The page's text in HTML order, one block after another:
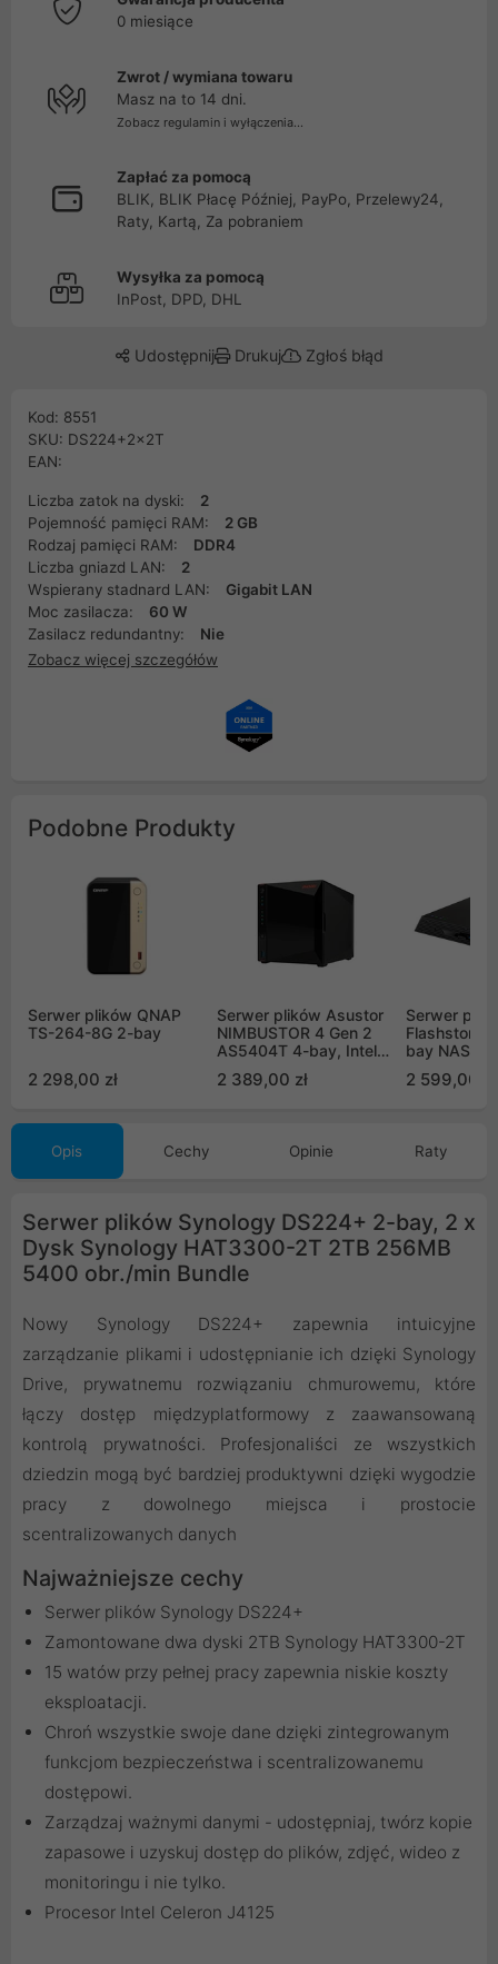
0 miesiące
Zwrot / wymiana towaru
Masz na to 14 dni.
Zobacz regulamin i wyłączenia...
Zapłać za pomocą
BLIK, BLIK Płacę Później, PayPo, Przelewy24,
Raty, Kartą, Za pobraniem
Wysyłka za pomocą
InPost, DPD, DHL
Udostępnij Drukuj Zgłoś błąd
Kod: 8551
SKU: DS224+2x2T
EAN:
Liczba zatok na dyski:
2
Pojemność pamięci RAM:
2 GB
Rodzaj pamięci RAM:
DDR4
Liczba gniazd LAN:
2
Wspierany stadnard LAN:
Gigabit LAN
Moc zasilacza:
60 W
Zasilacz redundantny:
Nie
Zobacz więcej szczegółów
Podobne Produkty
Serwer plików QNAP
TS-264-8G 2-bay
2 298,00 zł
Serwer plików Asustor
NIMBUSTOR 4 Gen 2
AS5404T 4-bay, Intel
Celeron N5105 Quad-
Core 2.0GHz, 4GB RAM
2 389,00 zł
Serwer
Flashstor 6
bay NAS,
2.0GHz,
Ports, 8GB
2 599,00 zł
Opis Cechy Opinie Raty
Serwer plików Synology DS224+ 2-bay, 2 x
Dysk Synology HAT3300-2T 2TB 256MB
5400 obr./min Bundle
Nowy Synology DS224+ zapewnia intuicyjne
zarządzanie plikami i udostępnianie ich dzięki Synology
Drive, prywatnemu rozwiązaniu chmurowemu, które
łączy dostęp międzyplatformowy z zaawansowaną
kontrolą prywatności. Profesjonaliści ze wszystkich
dziedzin mogą być bardziej produktywni dzięki wygodzie
pracy z dowolnego miejsca i prostocie
scentralizowanych danych
Najważniejsze cechy
Serwer plików Synology DS224+
Zamontowane dwa dyski 2TB Synology HAT3300-2T
15 watów przy pełnej pracy zapewnia niskie koszty
eksploatacji.
Chroń wszystkie swoje dane dzięki zintegrowanym
funkcjom bezpieczeństwa i scentralizowanemu
dostępowi.
Zarządzaj ważnymi danymi - udostępniaj, twórz kopie
zapasowe i uzyskuj dostęp do plików, zdjęć, wideo z
monitoringu i nie tylko.
Procesor Intel Celeron J4125